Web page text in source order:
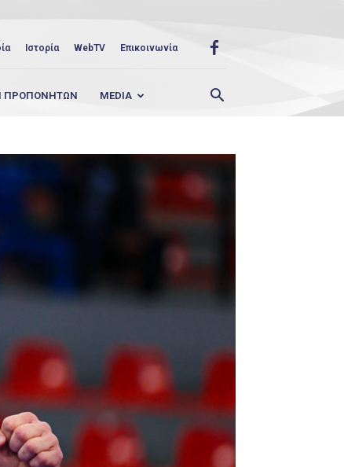
Ιστορία WebTV Επικοινωνία
ΠΡΟΠΟΝΗΤΩΝ MEDIA